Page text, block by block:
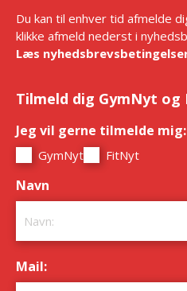
Du kan til enhver tid afmelde
klikke afmeld nederst i
Læs
Tilmeld dig GymNyt og
Jeg vil gerne tilmelde mig:
GymNyt FitNyt
Navn
Mail: